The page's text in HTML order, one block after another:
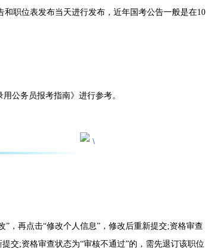
职位表发布当天进行发布，近年国考公告一般是在10
公务员报考指南》进行参考。
再点击“修改个人信息”，修改后重新提交;资格审查
交;资格审查状态为“审核不通过”的，需先退订该职位